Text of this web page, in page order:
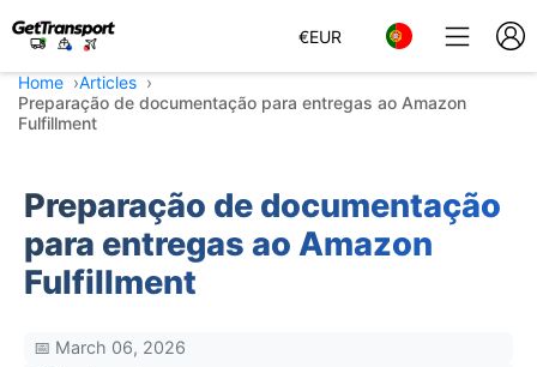
€EUR
Home
Articles
Preparação de documentação para entregas ao Amazon
Fulfillment
Preparação de documentação
para entregas ao Amazon
Fulfillment
📅 March 06, 2026